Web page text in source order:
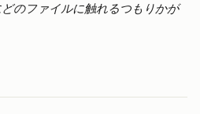
のファイルに触れるつもりかが